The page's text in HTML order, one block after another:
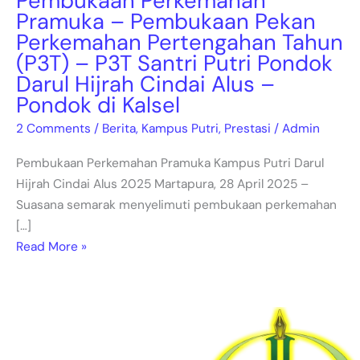
Pramuka – Pembukaan Pekan
Perkemahan Pertengahan Tahun
(P3T) – P3T Santri Putri Pondok
Darul Hijrah Cindai Alus –
Pondok di Kalsel
2 Comments / Berita, Kampus Putri, Prestasi / Admin
Pembukaan Perkemahan Pramuka Kampus Putri Darul
Hijrah Cindai Alus 2025 Martapura, 28 April 2025 –
Suasana semarak menyelimuti pembukaan perkemahan
[…]
Cindai
Alus
–
Pondok
di
Kalsel
Read More »